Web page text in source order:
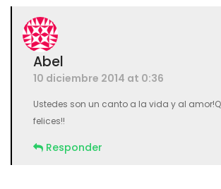
Abel
10 diciembre 2014 at 0:36
Ustedes son un canto a la vida y al
felices!!
Responder